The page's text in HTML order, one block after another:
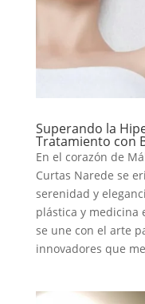
Superando la
Tratamiento con
En el corazón de
Curtas Narede se
serenidad y
plástica y medicina
se une con el arte
innovadores que